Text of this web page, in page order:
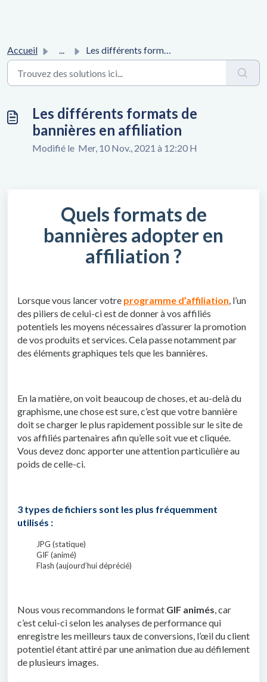
Accueil ... Les différents formats de bannières en affiliation
Les différents formats de
bannières en affiliation
Modifié le Mer, 10 Nov., 2021 à 12:20 H
Quels formats de
bannières adopter en
affiliation ?
Lorsque vous lancer votre programme d’affiliation, l’un
des piliers de celui-ci est de donner à vos affiliés
potentiels les moyens nécessaires d’assurer la promotion
de vos produits et services. Cela passe notamment par
des éléments graphiques tels que les bannières.
En la matière, on voit beaucoup de choses, et au-delà du
graphisme, une chose est sure, c’est que votre bannière
doit se charger le plus rapidement possible sur le site de
vos affiliés partenaires afin qu’elle soit vue et cliquée.
Vous devez donc apporter une attention particulière au
poids de celle-ci.
3 types de fichiers sont les plus fréquemment
utilisés :
JPG (statique)
GIF (animé)
Flash (aujourd’hui déprécié)
Nous vous recommandons le format GIF animés, car
c’est celui-ci selon les analyses de performance qui
enregistre les meilleurs taux de conversions, l’œil du client
potentiel étant attiré par une animation due au défilement
de plusieurs images.